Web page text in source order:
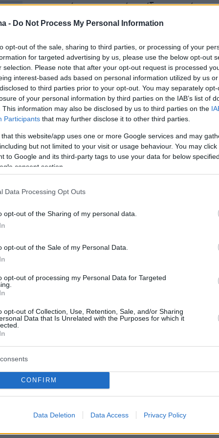
- Do Not Process My Personal Information
opt-out of the sale, sharing to third parties, or processing of your
for targeted advertising by us, please use the below opt-out
selection. Please note that after your opt-out request is processed
interest-based ads based on personal information utilized by us
to third parties prior to your opt-out. You may separately
of your personal information by third parties on the IAB’s list of
This information may also be disclosed by us to third parties on the
Participants that may further disclose it to other third parties.
that this website/app uses one or more Google services and may
but not limited to your visit or usage behaviour. You may
to Google and its third-party tags to use your data for below
consent section.
Data Processing Opt Outs
opt-out of the Sharing of my personal data.
opt-out of the Sale of my Personal Data.
opt-out of processing my Personal Data for Targeted
opt-out of Collection, Use, Retention, Sale, and/or Sharing
Data that Is Unrelated with the Purposes for which it
CONFIRM
Data Deletion Data Access Privacy Policy
με τη μητέρα του, από το ίδιο σημείο
δυο τους να τραγουδούν Στέλιο
στο Instagram.
κοινοποιήθηκε από το χρήστη Thodoris Ferris (@thodorisferris)
protothema.gr στο Google News
Ειδήσεις από την Ελλάδα και τον Κόσμο, τη
στο
(4)
08:29